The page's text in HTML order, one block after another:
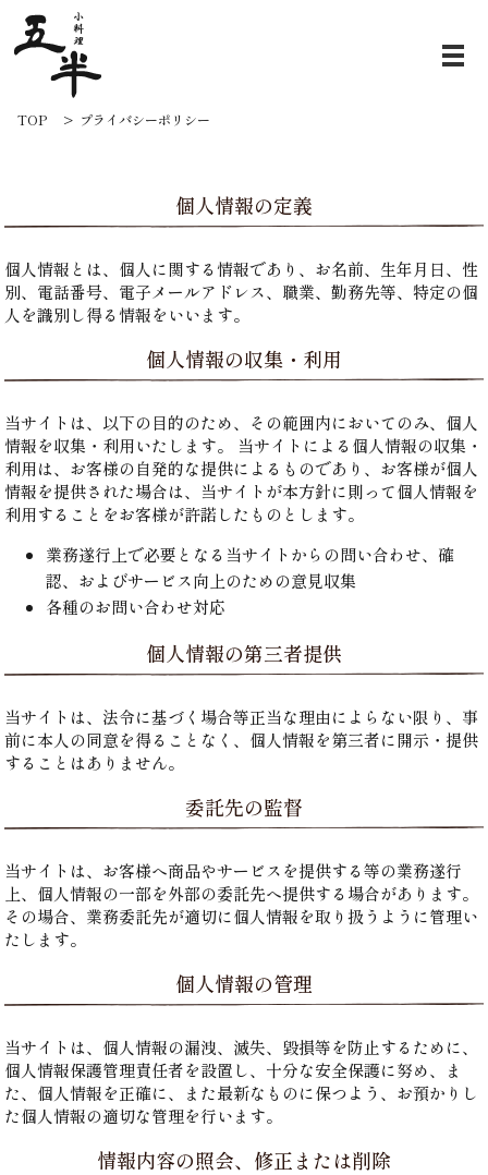
TOP プライバシーポリシー
個人情報の定義
個人情報とは、個人に関する情報であり、お名前、生年月日、性
別、電話番号、電子メールアドレス、職業、勤務先等、特定の個
人を識別し得る情報をいいます。
個人情報の収集・利用
当サイトは、以下の目的のため、その範囲内においてのみ、個人
情報を収集・利用いたします。 当サイトによる個人情報の収集・
利用は、お客様の自発的な提供によるものであり、お客様が個人
情報を提供された場合は、当サイトが本方針に則って個人情報を
利用することをお客様が許諾したものとします。
業務遂行上で必要となる当サイトからの問い合わせ、確
認、およびサービス向上のための意見収集
各種のお問い合わせ対応
個人情報の第三者提供
当サイトは、法令に基づく場合等正当な理由によらない限り、事
前に本人の同意を得ることなく、個人情報を第三者に開示・提供
することはありません。
委託先の監督
当サイトは、お客様へ商品やサービスを提供する等の業務遂行
上、個人情報の一部を外部の委託先へ提供する場合があります。
その場合、業務委託先が適切に個人情報を取り扱うように管理い
たします。
個人情報の管理
当サイトは、個人情報の漏洩、滅失、毀損等を防止するために、
個人情報保護管理責任者を設置し、十分な安全保護に努め、ま
た、個人情報を正確に、また最新なものに保つよう、お預かりし
た個人情報の適切な管理を行います。
情報内容の照会、修正または削除